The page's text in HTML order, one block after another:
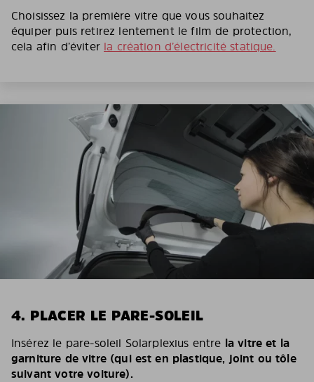
Choisissez la première vitre que vous souhaitez
équiper puis retirez lentement le film de protection,
cela afin d’éviter la création d’électricité statique.
4. PLACER LE PARE-SOLEIL
Insérez le pare-soleil Solarplexius entre la vitre et la
garniture de vitre (qui est en plastique, joint ou tôle
suivant votre voiture).